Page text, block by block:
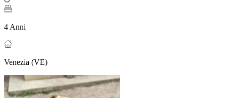
4 Anni
Venezia (VE)